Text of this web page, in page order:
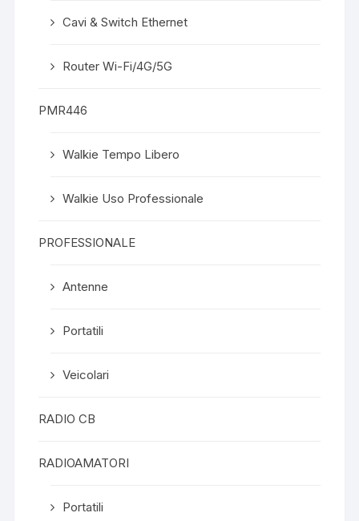
Cavi & Switch Ethernet
Router Wi-Fi/4G/5G
PMR446
Walkie Tempo Libero
Walkie Uso Professionale
PROFESSIONALE
Antenne
Portatili
Veicolari
RADIO CB
RADIOAMATORI
Portatili